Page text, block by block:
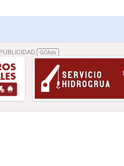
PUBLICIDAD GCAds